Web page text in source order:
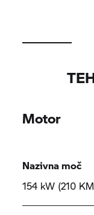
Motor
Nazivna moč
154 kW (210